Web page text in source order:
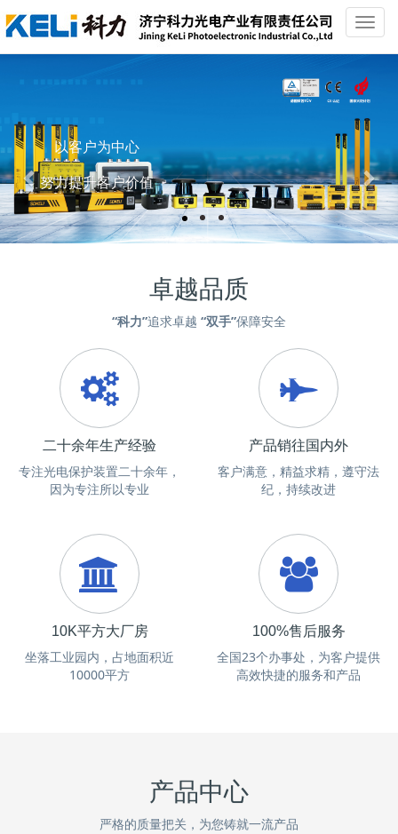
卓越品质
“科力”追求卓越 “双手”保障安全
二十余年生产经验
专注光电保护装置二十余年，
因为专注所以专业
产品销往国内外
客户满意，精益求精，遵守法
纪，持续改进
10K平方大厂房
坐落工业园内，占地面积近
10000平方
100%售后服务
全国23个办事处，为客户提供
高效快捷的服务和产品
产品中心
严格的质量把关，为您铸就一流产品